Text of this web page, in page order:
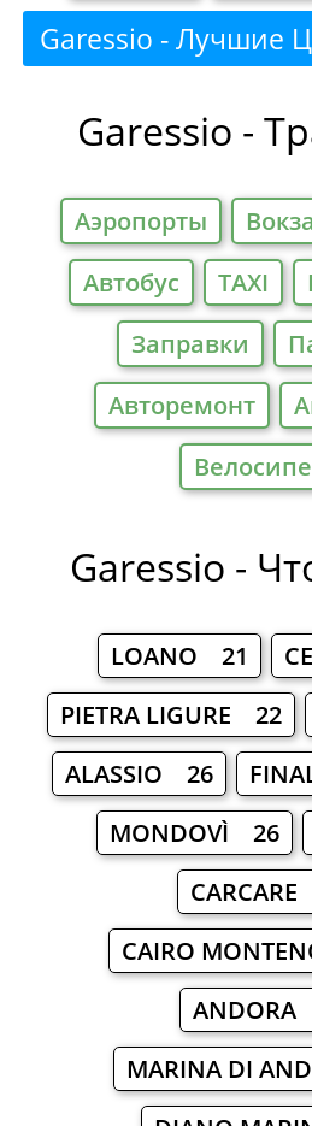
Garessio - Лучшие
Garessio -
Аэропорты
Автобус
TAXI
Заправки
Авторемонт
Garessio -
LOANO 21
PIETRA LIGURE 22
ALASSIO 26
MONDOVÌ 26
CAIRO
MARINA DI